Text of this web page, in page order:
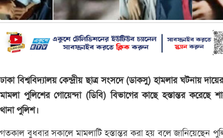
ঢাকা বিশ্ববিদ্যালয় কেন্দ্রীয় ছাত্র সংসদে (ডাকসু) হামলার ঘটনায়
মামলা পুলিশের গোয়েন্দা (ডিবি) বিভাগের কাছে হস্তান্তর করেছে
থানা পুলিশ।
গতকাল বুধবার সকালে মামলাটি হস্তান্তর করা হয় বলে জানিয়েছেন